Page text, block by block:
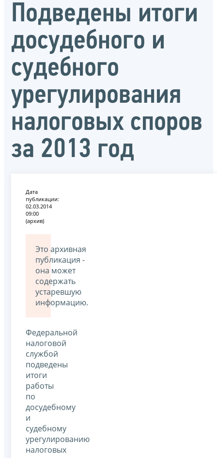
Подведены итоги
досудебного и
судебного
урегулирования
налоговых споров
за 2013 год
Дата
публикации:
02.03.2014
09:00
(архив)
Это архивная
публикация -
она может
содержать
устаревшую
информацию.
Федеральной
налоговой
службой
подведены
итоги
работы
по
досудебному
и
судебному
урегулированию
налоговых